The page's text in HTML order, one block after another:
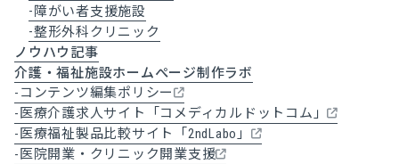
-障がい者支援施設
-整形外科クリニック
ノウハウ記事
介護・福祉施設ホームぺージ制作ラボ
- コンテンツ編集ポリシー
- 医療介護求人サイト「コメディカルドットコム」
- 医療福祉製品比較サイト「2ndLabo」
- 医院開業・クリニック開業支援